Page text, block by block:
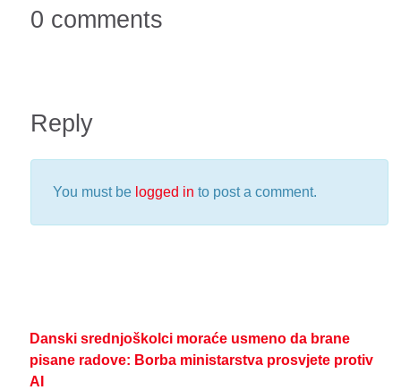
0 comments
Reply
You must be logged in to post a comment.
Danski srednjoškolci moraće usmeno da brane
pisane radove: Borba ministarstva prosvjete protiv
AI